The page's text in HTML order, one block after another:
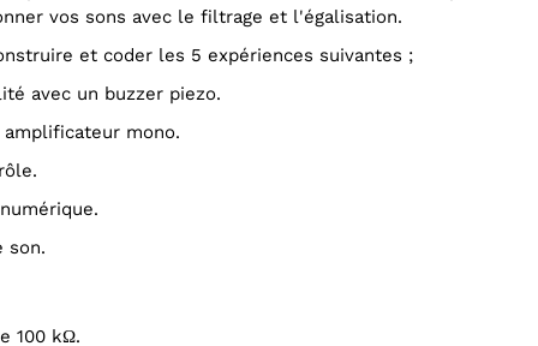
vos sons avec le filtrage et l'égalisation.
et coder les 5 expériences suivantes ;
avec un buzzer piezo.
amplificateur mono.
son.
100 kΩ.